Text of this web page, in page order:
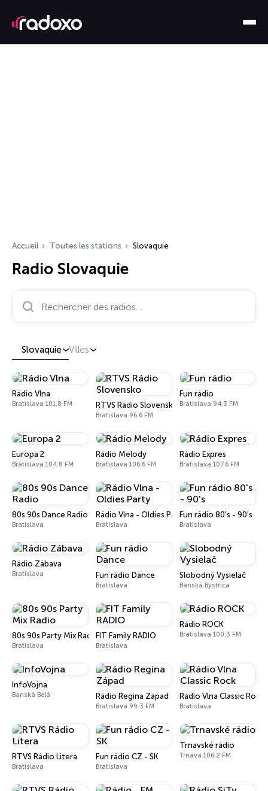
Accueil Toutes les stations Slovaquie
Radio Slovaquie
Rechercher des radios…
Slovaquie Villes
Rádio Vlna
Bratislava 101.8 FM RTVS Rádio Slovensko
Bratislava 96.6 FM
Fun rádio
Bratislava 94.3 FM
Europa 2
Bratislava 104.8 FM
Rádio Melody
Bratislava 106.6 FM
Rádio Expres
Bratislava 107.6 FM
80s 90s Dance Radio
Bratislava
Rádio Vlna - Oldies Party
Bratislava
Fun rádio 80's - 90's
Bratislava
Rádio Zábava
Bratislava Fun rádio Dance
Bratislava
Slobodný Vysielač
Banská Bystrica
80s 90s Party Mix Radio
Bratislava
FIT Family RADIO
Bratislava
Rádio ROCK
Bratislava 100.3 FM
InfoVojna
Banská Belá Rádio Regina Západ
Bratislava 99.3 FM
Rádio Vlna Classic Rock
Bratislava
RTVS Rádio Litera
Bratislava
Fun rádio CZ - SK
Bratislava
Trnavské rádio
Trnava 106.2 FM